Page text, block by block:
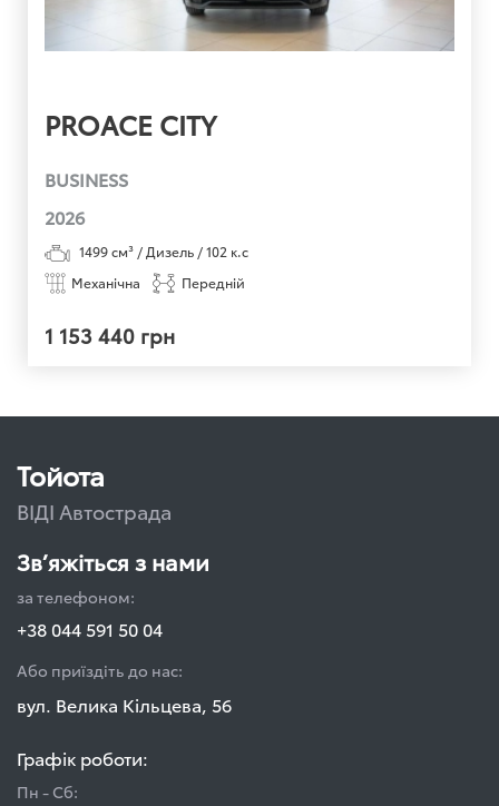
PROACE CITY
BUSINESS
2026
1499см³ / Дизель /102 к.с
Механічна
Передній
1 153 440 грн
Тойота
ВІДІ Автострада
Зв’яжіться з нами
за телефоном:
+38 044 591 50 04
Або приїздіть до нас:
вул. Велика Кільцева, 56
Графік роботи:
Пн - Сб: